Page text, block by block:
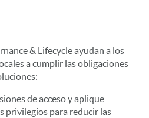
& Lifecycle ayudan a los
a cumplir las obligaciones
de acceso y aplique
privilegios para reducir las